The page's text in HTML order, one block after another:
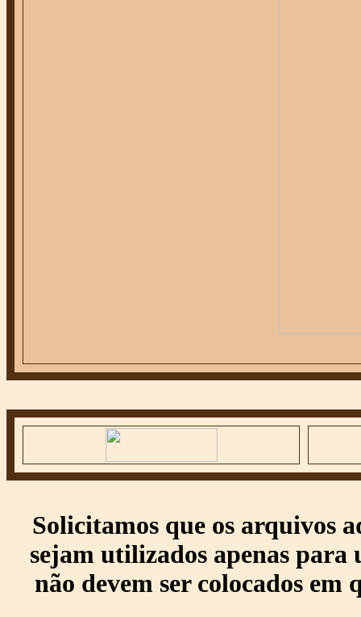
Solicitamos que os arquivos
sejam utilizados apenas para
não devem ser colocados